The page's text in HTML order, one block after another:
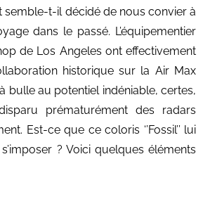
semble-t-il décidé de nous convier à
dans le passé. L’équipementier
de Los Angeles ont effectivement
historique sur la Air Max
bulle au potentiel indéniable, certes,
prématurément des radars
Est-ce que ce coloris ‘’Fossil’’ lui
? Voici quelques éléments